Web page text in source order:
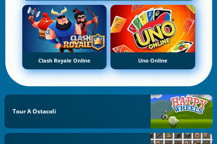
Clash Royale Online Uno Online
Tour A Ostacoli